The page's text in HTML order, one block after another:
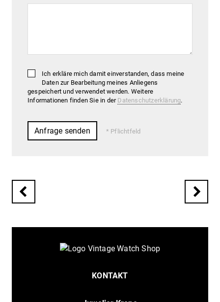
Ich erkläre mich damit einverstanden, dass meine
Daten zur Bearbeitung meines Anliegens
gespeichert und verwendet werden. Weitere
Informationen finden Sie in der Datenschutzerklärung.
Pflichtfeld
KONTAKT